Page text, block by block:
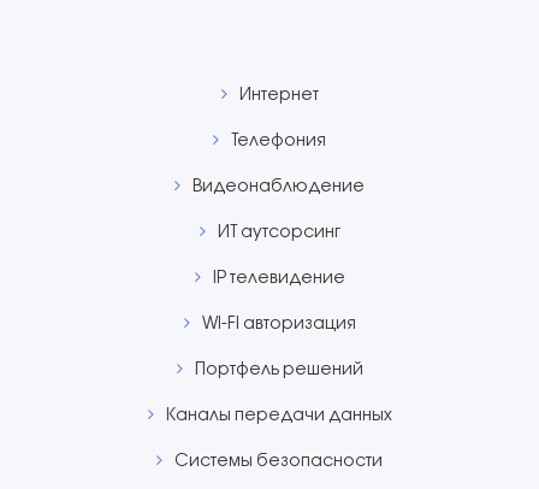
Интернет
Телефония
Видеонаблюдение
ИТ aутсорсинг
IP телевидение
WI-FI авторизация
Портфель решений
Каналы передачи данных
Системы безопасности